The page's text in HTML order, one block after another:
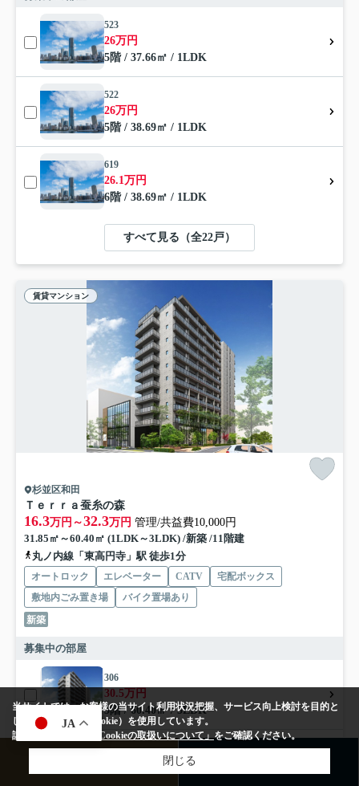
JA
523
26万円
5階 / 37.66㎡ / 1LDK
522
26万円
5階 / 38.69㎡ / 1LDK
619
26.1万円
6階 / 38.69㎡ / 1LDK
すべて見る（全22戸）
賃貸マンション
杉並区和田
Ｔｅｒｒａ蚕糸の森
16.3万円～32.3万円 管理/共益費10,000円
31.85㎡～60.40㎡ (1LDK～3LDK) /新築 /11階建
丸ノ内線「東高円寺」駅 徒歩1分
オートロック エレベーター CATV
宅配ボックス
敷地内ごみ置き場
バイク置場あり
新築
募集中の部屋
306
30.5万円
3階 / 60.40㎡ / 3LDK
506
当サイトでは、お客様の当サイト利用状況把握、サービス向上検討を目的と
して、クッキー（Cookie）を使用しています。
詳しくは、当社の
「Cookieの取扱いについて」をご確認ください。
閉じる